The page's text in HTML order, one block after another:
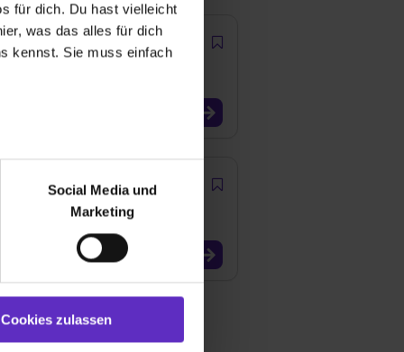
für dich. Du hast vielleicht
was das alles für dich
kennst. Sie muss einfach
bei Benutzung der
zu analysieren
Medien, Werbung
bereitgestellt hast oder die
auch damit
Social Media und
Marketing
Cookies zulassen